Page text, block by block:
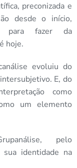
preconizada e
desde o início,
para fazer da
hoje.
evoluiu do
E, do
como
um elemento
pelo
identidade na